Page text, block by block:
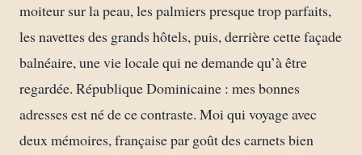
moiteur sur la peau, les palmiers presque trop parfaits,
les navettes des grands hôtels, puis, derrière cette façade
balnéaire, une vie locale qui ne demande qu’à être
regardée. République Dominicaine : mes bonnes
adresses est né de ce contraste. Moi qui voyage avec
deux mémoires, française par goût des carnets bien